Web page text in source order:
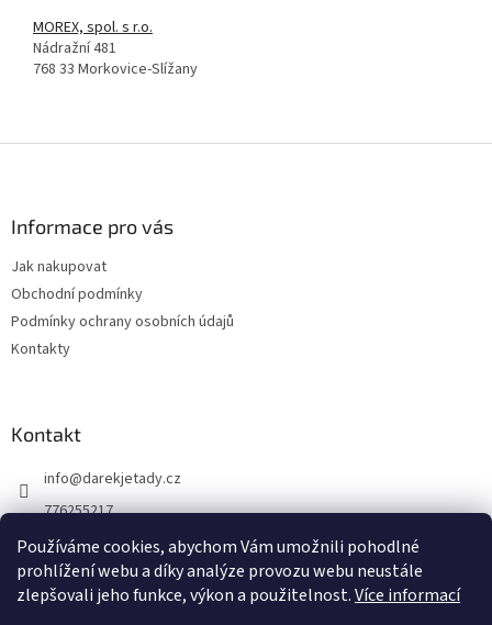
Používáme cookies, abychom Vám umožnili pohodlné
prohlížení webu a díky analýze provozu webu neustále
zlepšovali jeho funkce, výkon a použitelnost.Více informací
MOREX, spol. s r.o.
Nádražní 481
768 33 Morkovice-Slížany
Informace pro vás
Jak nakupovat
Obchodní podmínky
Podmínky ochrany osobních údajů
Kontakty
Kontakt
info@darekjetady.cz
776255217
DÁREK JE TADY
darek_je_tady